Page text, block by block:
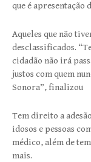
que é apresentação
Aqueles que não
desclassificados.
cidadão não irá
justos com quem
Sonora”, finalizou
Tem direito a
idosos e pessoas
médico, além de
mais.